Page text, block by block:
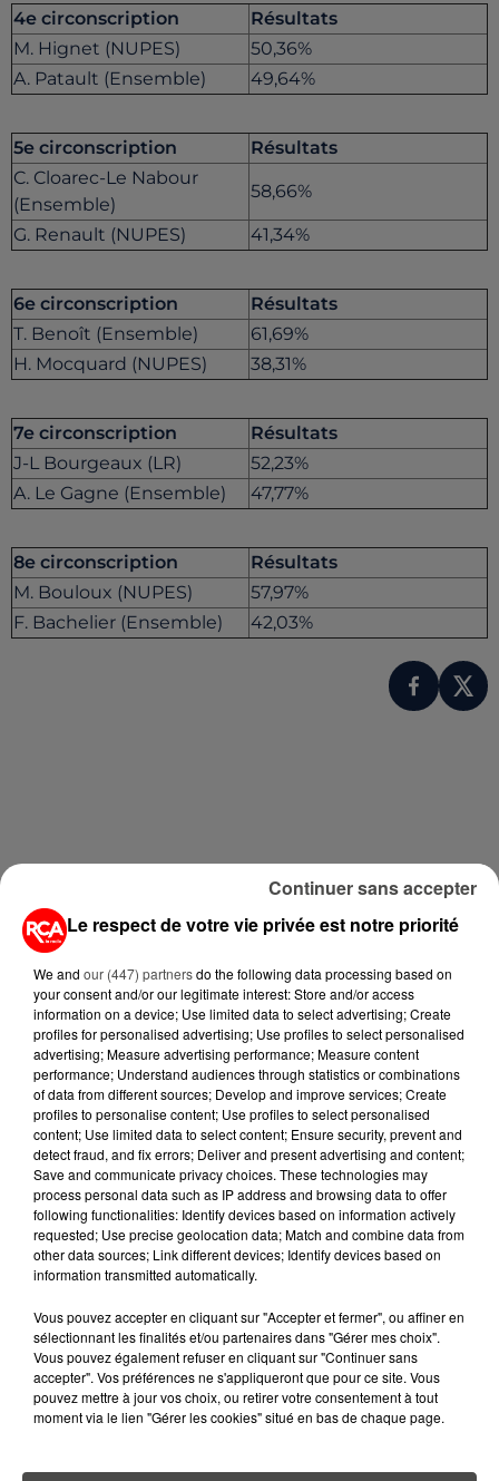
4e circonscription
Résultats
M. Hignet (NUPES)
50,36%
A. Patault (Ensemble)
49,64%
5e circonscription
Résultats
C. Cloarec-Le Nabour
(Ensemble)
58,66%
G. Renault (NUPES) 41,34%
6e circonscription
Résultats
T. Benoît (Ensemble)
61,69%
H. Mocquard (NUPES)
38,31%
7e circonscription
Résultats
J-L Bourgeaux (LR)
52,23%
A. Le Gagne (Ensemble)
47,77%
8e circonscription
Résultats
M. Bouloux (NUPES)
57,97%
F. Bachelier (Ensemble)
42,03%
A LIRE AUSSI...
15 juillet 2026
GRANDES MARÉES DE L'ÉTÉ :
SIFFLETS, CIRÉS JAUNES ET
BALISES,...
13 juillet 2026
CANICULE ET SÉCHERESSE : LES
APICULTEURS S'INQUIÈTENT
D'UNE RÉCOLTE...
9 juillet 2026
CANICULE : UNE PLUIE
D'ANNULATIONS POUR LES FEUX
D'ARTIFICE DU...
9 juillet 2026
CANICULE : LE GRAND OUEST
VIRE AU ROUGE, 9
DÉPARTEMENTS EN ALERTE...
Le respect de votre vie privée est notre priorité
We and our (447) partnersdo the following data processing based on
your consent and/or our legitimate interest: Store and/or access
information on a device; Use limited data to select advertising; Create
profiles for personalised advertising; Use profiles to select personalised
advertising; Measure advertising performance; Measure content
performance; Understand audiences through statistics or combinations
of data from different sources; Develop and improve services; Create
profiles to personalise content; Use profiles to select personalised
content; Use limited data to select content; Ensure security, prevent and
detect fraud, and fix errors; Deliver and present advertising and content;
Save and communicate privacy choices. These technologies may
process personal data such as IP address and browsing data to offer
following functionalities: Identify devices based on information actively
requested; Use precise geolocation data; Match and combine data from
other data sources; Link different devices; Identify devices based on
information transmitted automatically.
Vous pouvez accepter en cliquant sur "Accepter et fermer", ou affiner en
sélectionnant les finalités et/ou partenaires dans "Gérer mes choix".
Vous pouvez également refuser en cliquant sur "Continuer sans
accepter". Vos préférences ne s'appliqueront que pour ce site. Vous
pouvez mettre à jour vos choix, ou retirer votre consentement à tout
moment via le lien "Gérer les cookies" situé en bas de chaque page.
Continuer sans accepter